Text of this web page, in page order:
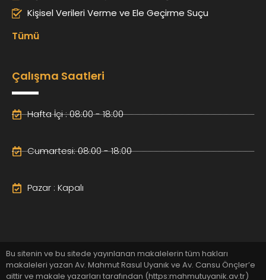
Kişisel Verileri Verme ve Ele Geçirme Suçu
Tümü
Çalışma Saatleri
Hafta İçi : 08:00 - 18:00
Cumartesi: 08:00 - 18:00
Pazar : Kapalı
Bu sitenin ve bu sitede yayınlanan makalelerin tüm hakları
makaleleri yazan Av. Mahmut Rasul Uyanık ve Av. Cansu Önçler’e
aittir ve makale yazarları tarafından (https:mahmutuyanik.av.tr)